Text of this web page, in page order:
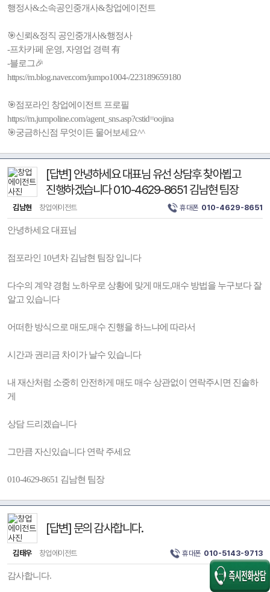
행정사&소속공인중개사&창업에이전트
🎯신뢰&정직 공인중개사&행정사
-프차카페 운영, 자영업 경력 有
-블로그🎉
https://m.blog.naver.com/jumpo1004-/223189659180
🎯점포라인 창업에이전트 프로필
https://m.jumpoline.com/agent_sns.asp?cstid=oojina
🎯궁금하신점 무엇이든 물어보세요^^
[답변] 안녕하세요 대표님 유선 상담후 찾아뵙고
진행하겠습니다 010-4629-8651 김남현 팀장
김남현 창업에이전트 휴대폰 010-4629-8651
안녕하세요 대표님
점포라인 10년차 김남현 팀장 입니다
다수의 계약 경험 노하우로 상황에 맞게 매도,매수 방법을 누구보다 잘
알고 있습니다
어떠한 방식으로 매도,매수 진행을 하느냐에 따라서
시간과 권리금 차이가 날수 있습니다
내 재산처럼 소중히 안전하게 매도 매수 상관없이 연락주시면 진솔하
게
상담 드리겠습니다
그만큼 자신있습니다 연락 주세요
010-4629-8651 김남현 팀장
[답변] 문의 감사합니다.
김태우 창업에이전트 휴대폰 010-5143-9713
감사합니다.